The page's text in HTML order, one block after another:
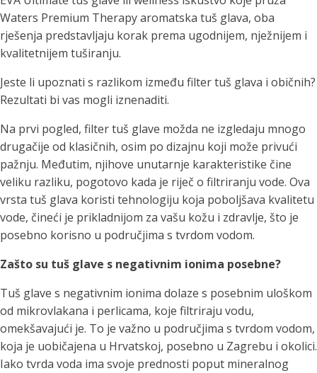
Waters Premium Therapy aromatska tuš glava, oba
rješenja predstavljaju korak prema ugodnijem, nježnijem i
kvalitetnijem tuširanju.
Jeste li upoznati s razlikom između filter tuš glava i običnih?
Rezultati bi vas mogli iznenaditi.
Na prvi pogled, filter tuš glave možda ne izgledaju mnogo
drugačije od klasičnih, osim po dizajnu koji može privući
pažnju. Međutim, njihove unutarnje karakteristike čine
veliku razliku, pogotovo kada je riječ o filtriranju vode. Ova
vrsta tuš glava koristi tehnologiju koja poboljšava kvalitetu
vode, čineći je prikladnijom za vašu kožu i zdravlje, što je
posebno korisno u područjima s tvrdom vodom.
Zašto su tuš glave s negativnim ionima posebne?
Tuš glave s negativnim ionima dolaze s posebnim uloškom
od mikrovlakana i perlicama, koje filtriraju vodu,
omekšavajući je. To je važno u područjima s tvrdom vodom,
koja je uobičajena u Hrvatskoj, posebno u Zagrebu i okolici.
Iako tvrda voda ima svoje prednosti poput mineralnog